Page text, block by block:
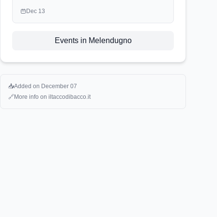
Dec 13
Events in Melendugno
📥Added on December 07
🔗More info on iltaccodibacco.it